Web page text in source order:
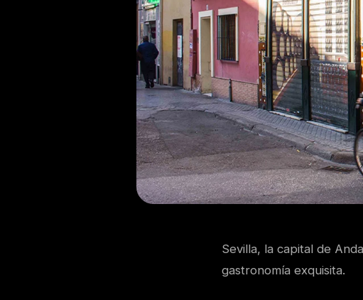
Sevilla, la capital de
gastronomía exquisita.